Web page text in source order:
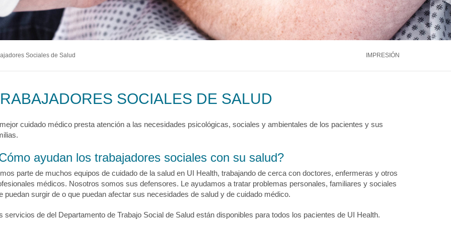
Drepanocítica
Urgente
Médula Ósea
Hígado
Riñón
MyChart Pagar Factura Contáctenos Llámenos 866.600.2273
Sociales de Salud IMPRESIÓN
SOCIALES DE SALUD
cuidado médico presta atención a las necesidades psicológicas, sociales y ambientales de los pacientes y sus
ayudan los trabajadores sociales con su salud?
parte de muchos equipos de cuidado de la salud en UI Health, trabajando de cerca con doctores, enfermeras y otros
médicos. Nosotros somos sus defensores. Le ayudamos a tratar problemas personales, familiares y sociales
puedan surgir de o que puedan afectar sus necesidades de salud y de cuidado médico.
servicios de del Departamento de Trabajo Social de Salud están disponibles para todos los pacientes de UI Health.